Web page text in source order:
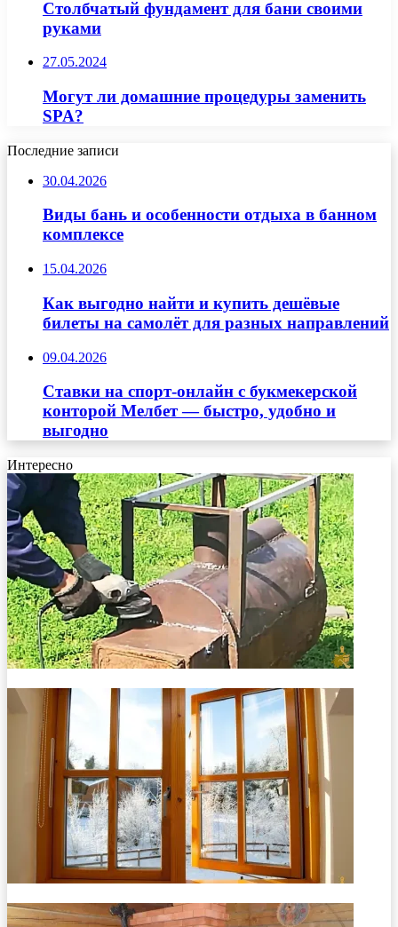
Столбчатый фундамент для бани своими
руками
27.05.2024
Могут ли домашние процедуры заменить
SPA?
Последние записи
30.04.2026
Виды бань и особенности отдыха в банном
комплексе
15.04.2026
Как выгодно найти и купить дешёвые
билеты на самолёт для разных направлений
09.04.2026
Ставки на спорт-онлайн с букмекерской
конторой Мелбет — быстро, удобно и
выгодно
Интересно